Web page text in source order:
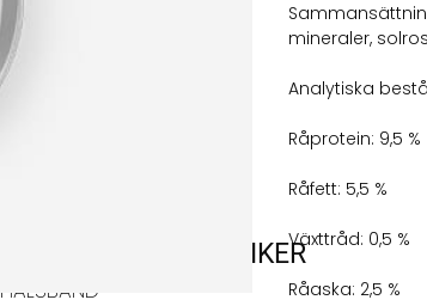
HALSBAND
VÅRA BUTIKER
mineraler,
Analytiska
Råprotein: 9,5 %
Råfett: 5,5 %
Växttråd: 0,5 %
Råaska: 2,5 %